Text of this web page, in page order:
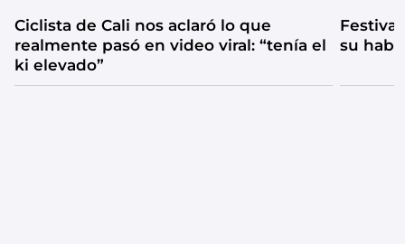
Ciclista de Cali nos aclaró lo que
realmente pasó en video viral: “tenía el
ki elevado”
su